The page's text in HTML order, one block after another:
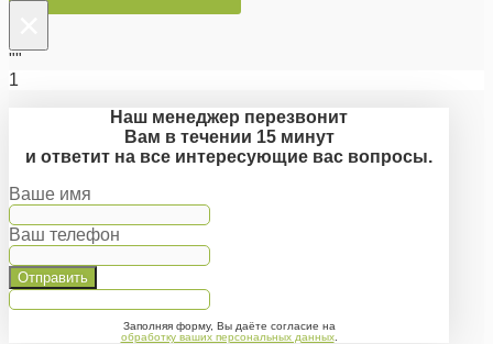
""
1
Наш менеджер перезвонит
Вам в течении 15 минут
и ответит на все интересующие вас вопросы.
Ваше имя
Ваш телефон
Отправить
Заполняя форму, Вы даёте согласие на
обработку ваших персональных данных.